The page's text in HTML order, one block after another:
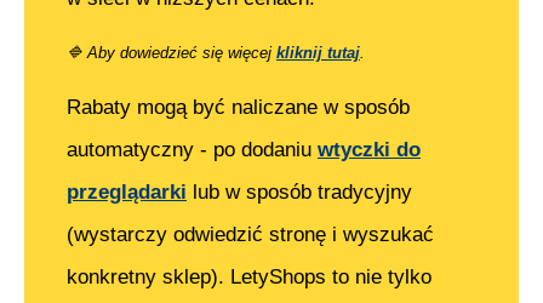
🔷 Aby dowiedzieć się więcej kliknij tutaj.
Rabaty mogą być naliczane w sposób
automatyczny - po dodaniu wtyczki do
przeglądarki lub w sposób tradycyjny
(wystarczy odwiedzić stronę i wyszukać
konkretny sklep). LetyShops to nie tylko